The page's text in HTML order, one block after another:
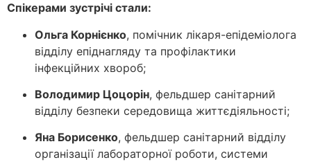
Спікерами зустрічі стали:
Ольга Корнієнко, помічник лікаря-епідеміолога
відділу епіднагляду та профілактики
інфекційних хвороб;
Володимир Цоцорін, фельдшер санітарний
відділу безпеки середовища життєдіяльності;
Яна Борисенко, фельдшер санітарний відділу
організації лабораторної роботи, системи